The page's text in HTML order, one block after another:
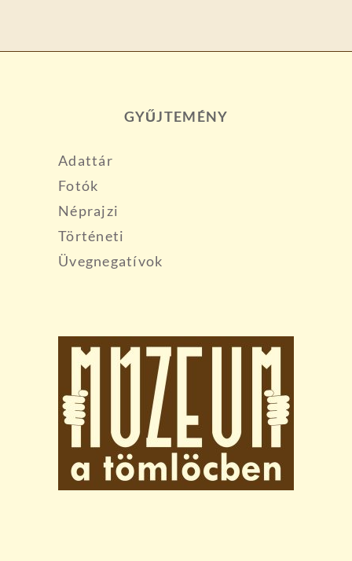
GYŰJTEMÉNY
Adattár
Fotók
Néprajzi
Történeti
Üvegnegatívok